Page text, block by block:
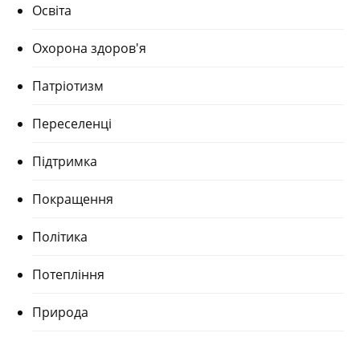
Освіта
Охорона здоров'я
Патріотизм
Переселенці
Підтримка
Покращення
Політика
Потепління
Природа